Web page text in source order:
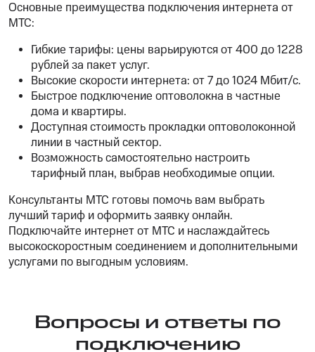
Основные преимущества подключения интернета от
МТС:
Гибкие тарифы: цены варьируются от 400 до 1228
рублей за пакет услуг.
Высокие скорости интернета: от 7 до 1024 Мбит/с.
Быстрое подключение оптоволокна в частные
дома и квартиры.
Доступная стоимость прокладки оптоволоконной
линии в частный сектор.
Возможность самостоятельно настроить
тарифный план, выбрав необходимые опции.
Консультанты МТС готовы помочь вам выбрать
лучший тариф и оформить заявку онлайн.
Подключайте интернет от МТС и наслаждайтесь
высокоскоростным соединением и дополнительными
услугами по выгодным условиям.
Вопросы и ответы по
подключению